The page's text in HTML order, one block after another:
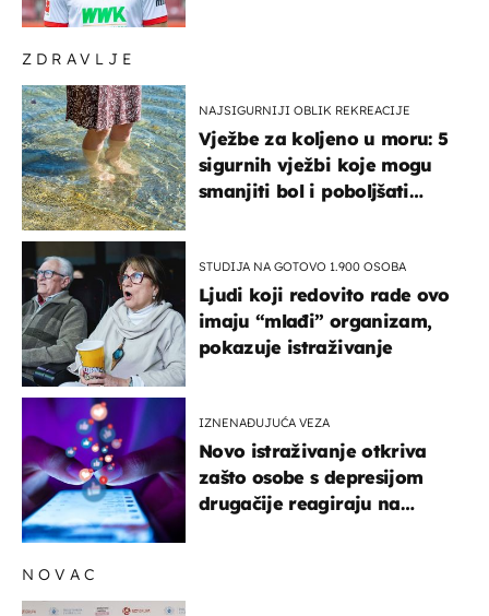
ZDRAVLJE
NAJSIGURNIJI OBLIK REKREACIJE
Vježbe za koljeno u moru: 5
sigurnih vježbi koje mogu
smanjiti bol i poboljšati
STUDIJA NA GOTOVO 1.900 OSOBA
Ljudi koji redovito rade ovo
imaju “mlađi” organizam,
pokazuje istraživanje
IZNENAĐUJUĆA VEZA
Novo istraživanje otkriva
zašto osobe s depresijom
drugačije reagiraju na
NOVAC